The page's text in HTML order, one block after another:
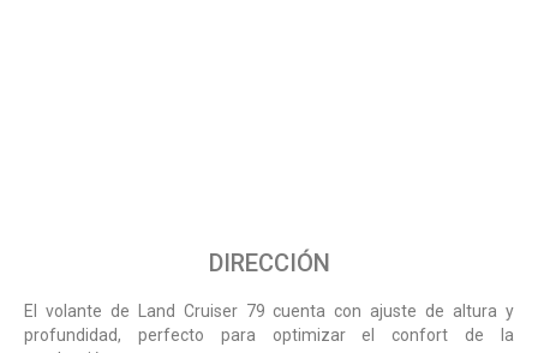
DIRECCIÓN
El volante de Land Cruiser 79 cuenta con ajuste de altura y
profundidad, perfecto para optimizar el confort de la